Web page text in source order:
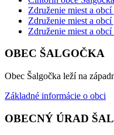
Združenie miest a
Združenie miest a
Združenie miest a obcí
OBEC ŠALGOČKA
Obec Šalgočka leží na
Základné informácie o obci
OBECNÝ ÚRAD